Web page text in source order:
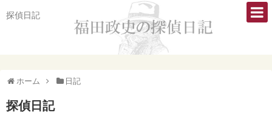
探偵日記
ホーム 日記
探偵日記